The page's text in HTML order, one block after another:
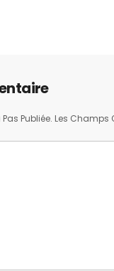
Publiée. Les Champs